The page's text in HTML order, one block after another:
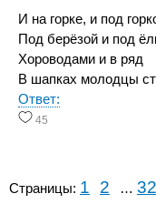
И на горке, и под
Под берёзой и под
Хороводами и в ряд
В шапках молодцы
Ответ:
45
Страницы: 1 2 … 32